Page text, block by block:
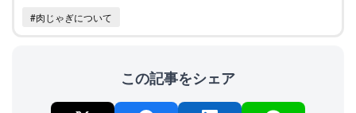
#肉じゃぎについて
この記事をシェア